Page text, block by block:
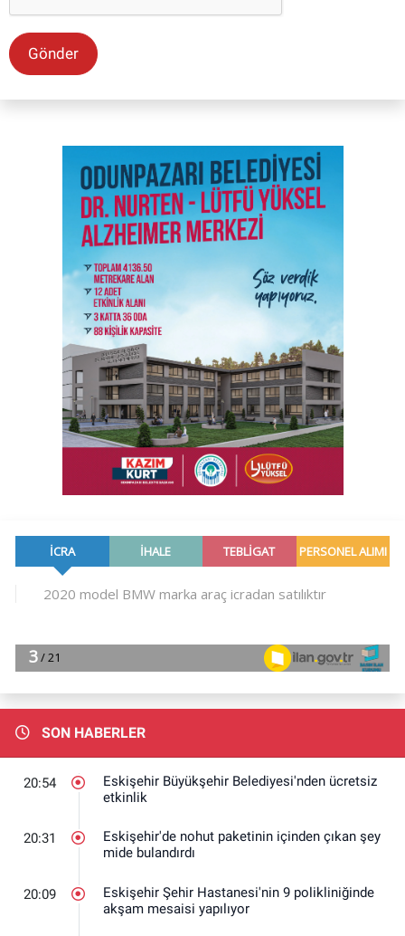
Gönder
SON HABERLER
20:54
Eskişehir Büyükşehir Belediyesi'nden ücretsiz
etkinlik
20:31
Eskişehir'de nohut paketinin içinden çıkan şey
mide bulandırdı
20:09
Eskişehir Şehir Hastanesi'nin 9 polikliniğinde
akşam mesaisi yapılıyor